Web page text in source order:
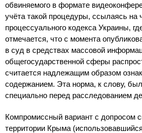
обвиняемого в формате
учёта такой процедуры, ссылаясь на
процессуального кодекса Украины,
отмечается, что с момента
в суд в средствах массовой
общегосударственной сферы
считается надлежащим образом
содержанием. Эта норма, к слову,
специально перед расследованием
Компромиссный вариант с допросом
территории Крыма